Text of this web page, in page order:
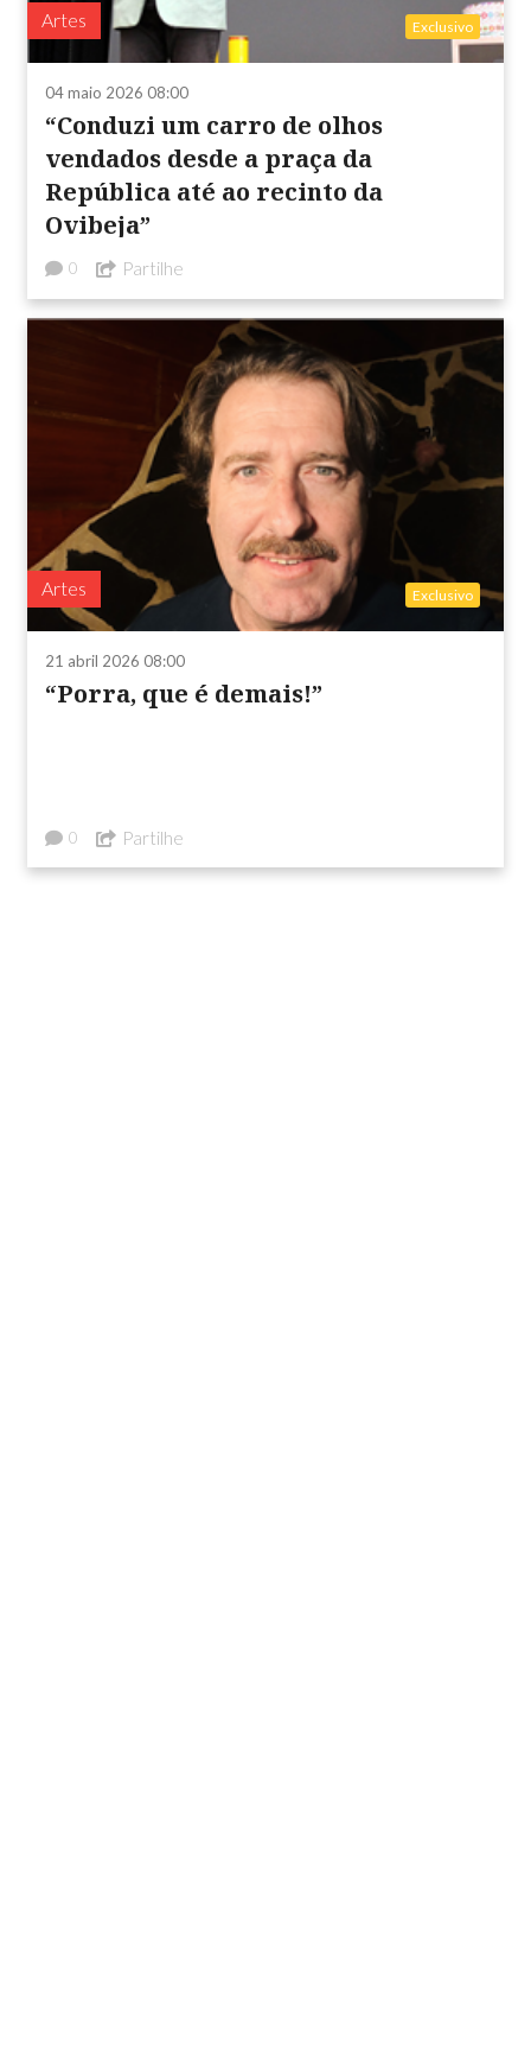
Artes Exclusivo
04 maio 2026 08:00
“Conduzi um carro de olhos
vendados desde a praça da
República até ao recinto da
Ovibeja”
0 Partilhe
Artes Exclusivo
21 abril 2026 08:00
“Porra, que é demais!”
0 Partilhe